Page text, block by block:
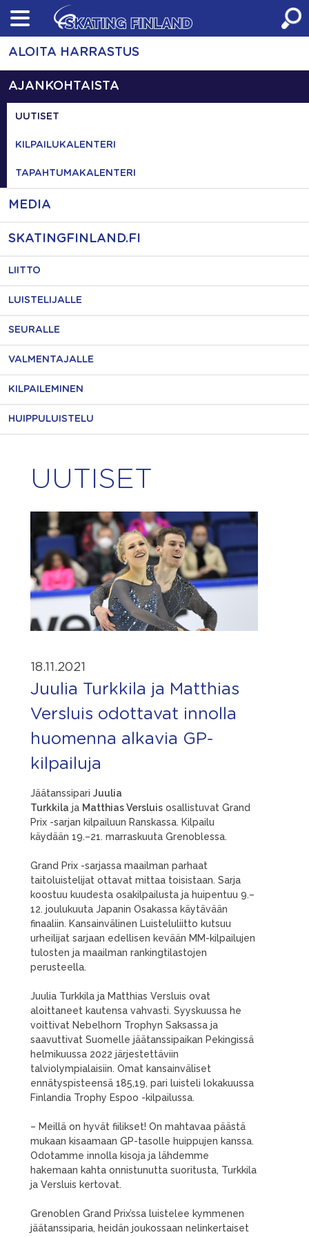
Skip
content
ALOITA HARRASTUS
AJANKOHTAISTA
UUTISET
KILPAILUKALENTERI
TAPAHTUMAKALENTERI
MEDIA
SKATINGFINLAND.FI
LIITTO
LUISTELIJALLE
SEURALLE
VALMENTAJALLE
KILPAILEMINEN
HUIPPULUISTELU
UUTISET
18.11.2021
Juulia Turkkila ja Matthias
Versluis odottavat innolla
huomenna alkavia GP-
kilpailuja
Jäätanssipari Juulia
Turkkila ja Matthias Versluis osallistuvat Grand
Prix -sarjan kilpailuun Ranskassa. Kilpailu
käydään 19.–21. marraskuuta Grenoblessa.
Grand Prix -sarjassa maailman parhaat
taitoluistelijat ottavat mittaa toisistaan. Sarja
koostuu kuudesta osakilpailusta ja huipentuu 9.–
12. joulukuuta Japanin Osakassa käytävään
finaaliin. Kansainvälinen Luisteluliitto kutsuu
urheilijat sarjaan edellisen kevään MM-kilpailujen
tulosten ja maailman rankingtilastojen
perusteella.
Juulia Turkkila ja Matthias Versluis ovat
aloittaneet kautensa vahvasti. Syyskuussa he
voittivat Nebelhorn Trophyn Saksassa ja
saavuttivat Suomelle jäätanssipaikan Pekingissä
helmikuussa 2022 järjestettäviin
talviolympialaisiin. Omat kansainväliset
ennätyspisteensä 185,19, pari luisteli lokakuussa
Finlandia Trophy Espoo -kilpailussa.
– Meillä on hyvät fiilikset! On mahtavaa päästä
mukaan kisaamaan GP-tasolle huippujen kanssa.
Odotamme innolla kisoja ja lähdemme
hakemaan kahta onnistunutta suoritusta, Turkkila
ja Versluis kertovat.
Grenoblen Grand Prix’ssa luistelee kymmenen
jäätanssiparia, heidän joukossaan nelinkertaiset